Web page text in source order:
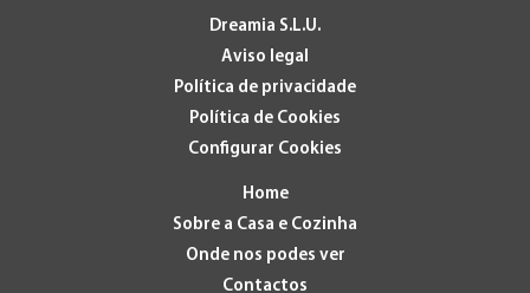
Dreamia S.L.U.
Aviso legal
Política de privacidade
Política de Cookies
Configurar Cookies
Home
Sobre a Casa e Cozinha
Onde nos podes ver
Contactos